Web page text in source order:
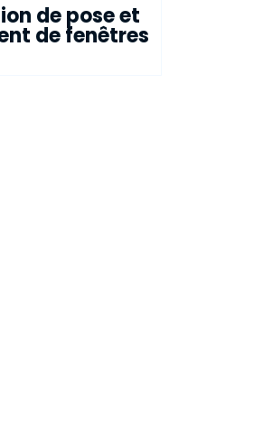
de pose et
de fenêtres